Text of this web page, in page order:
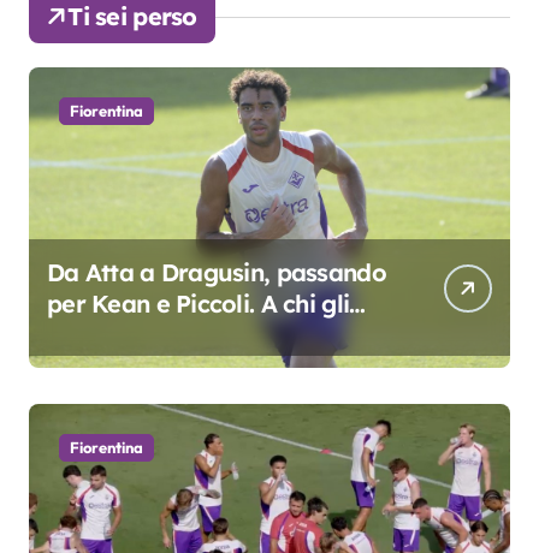
Ti sei perso
Fiorentina
Da Atta a Dragusin, passando
per Kean e Piccoli. A chi gli
oscar del precampionato?
Fiorentina